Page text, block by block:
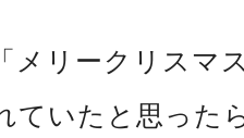
メリークリスマ
ていたと思った